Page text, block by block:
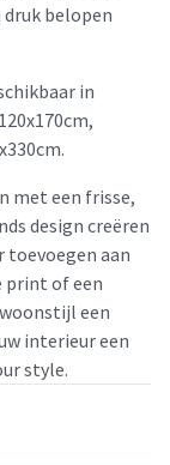
belopen
in
met een frisse,
design creëren
toevoegen aan
print of een
een
interieur een
style.